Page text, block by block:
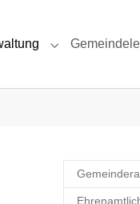
& Umgebung"Submenu for